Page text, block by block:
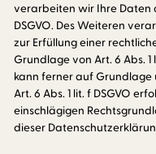
verarbeiten wir Ihre Daten
DSGVO. Des Weiteren
zur Erfüllung einer
Grundlage von Art. 6 Abs.
kann ferner auf Grundlage
Art. 6 Abs. 1 lit. f DSGVO
einschlägigen
dieser